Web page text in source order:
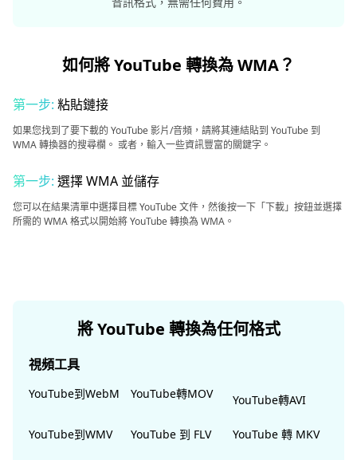
如何將 YouTube 轉換為 WMA？
第一步: 粘貼鏈接
如果您找到了要下載的 YouTube 影片/音頻，請將其連結貼到 YouTube 到
WMA 轉換器的搜尋欄。 或者，輸入一些資訊豐富的關鍵字。
第一步: 選擇 WMA 並儲存
您可以在結果清單中選擇目標 YouTube 文件，然後按一下「下載」按鈕並選擇
所需的 WMA 格式以開始將 YouTube 轉換為 WMA。
將 YouTube 轉換為任何格式
視頻工具
YouTube到WebM YouTube轉MOV YouTube轉AVI
YouTube到WMV YouTube 到 FLV YouTube 轉 MKV